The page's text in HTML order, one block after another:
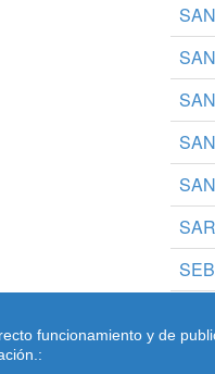
funcionamiento y de